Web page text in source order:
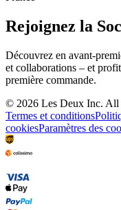
Rejoignez la
Découvrez en avant-
et collaborations – et
première commande.
© 2026 Les Deux Inc. All
Termes et conditions
cookiesParamètres des